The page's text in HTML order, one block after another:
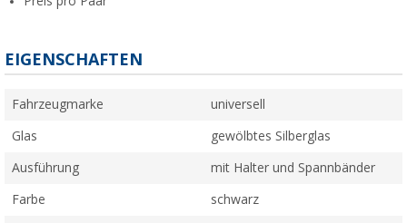
EIGENSCHAFTEN
Fahrzeugmarke universell
Glas gewölbtes Silberglas
Ausführung mit Halter und Spannbänder
Farbe schwarz